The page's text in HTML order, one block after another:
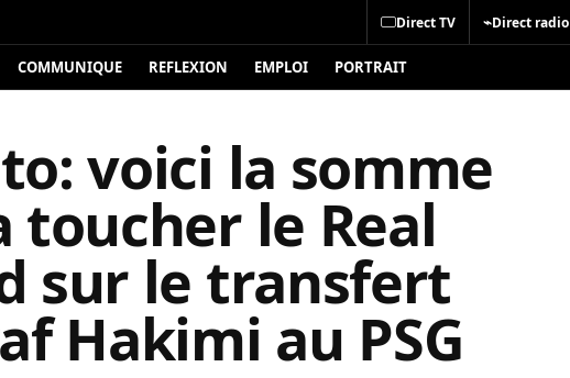
Direct TV ⌁Direct radio
COMMUNIQUE REFLEXION EMPLOI PORTRAIT
voici la somme
toucher le Real
sur le transfert
Hakimi au PSG